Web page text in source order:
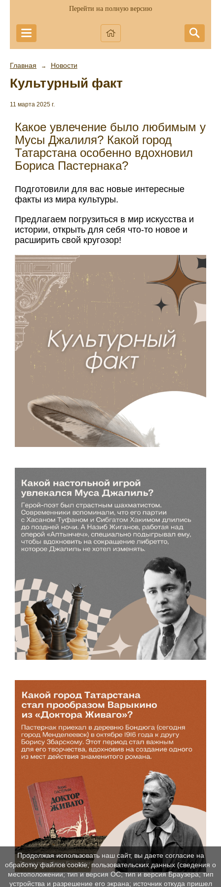
Перейти на полную версию
Главная → Новости
Культурный факт
11 марта 2025 г.
Какое увлечение было любимым у
Мусы Джалиля? Какой город
Татарстана особенно вдохновил
Бориса Пастернака?
Подготовили для вас новые интересные
факты из мира культуры.
Предлагаем погрузиться в мир искусства и
истории, открыть для себя что-то новое и
расширить свой кругозор!
Продолжая использовать наш сайт, вы даете согласие на
обработку файлов cookie, пользовательских данных (сведения о
местоположении; тип и версия ОС; тип и версия Браузера; тип
устройства и разрешение его экрана; источник откуда пришел